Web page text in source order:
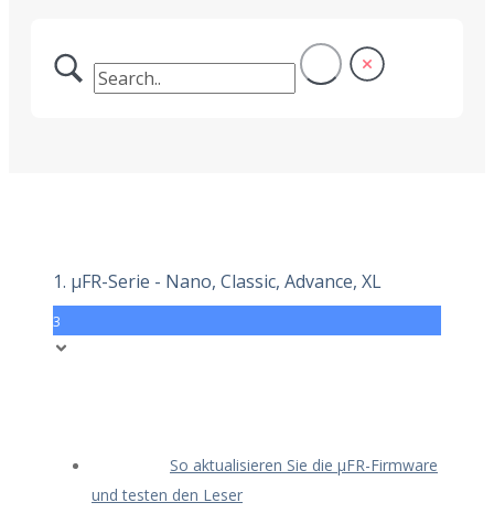
1. μFR-Serie - Nano, Classic, Advance, XL
3
So aktualisieren Sie die μFR-Firmware
und testen den Leser